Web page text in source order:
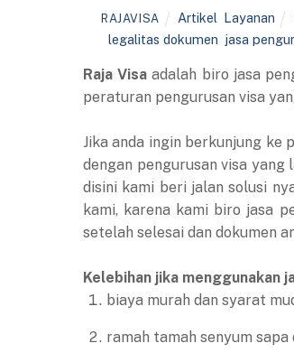
RAJAVISA Artikel Layanan
legalitas dokumen jasa
Raja Visa adalah biro jasa
peraturan pengurusan visa
Jika anda ingin berkunjung ke
dengan pengurusan visa yang
disini kami beri jalan solusi
kami, karena kami biro jasa
setelah selesai dan dokumen
Kelebihan jika menggunakan
biaya murah dan syarat
ramah tamah senyum